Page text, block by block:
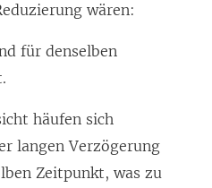
wären:
für denselben
häufen sich
langen Verzögerung
Zeitpunkt, was zu